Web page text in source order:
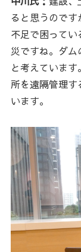
ると思うので
不足で困って
災ですね。ダ
と考えていま
所を遠隔管理す
います。